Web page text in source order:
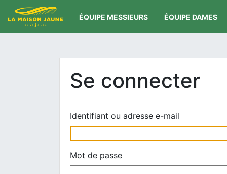
ÉQUIPE MESSIEURS ÉQUIPE DAMES
Se connecter
Identifiant ou adresse e-mail
Mot de passe